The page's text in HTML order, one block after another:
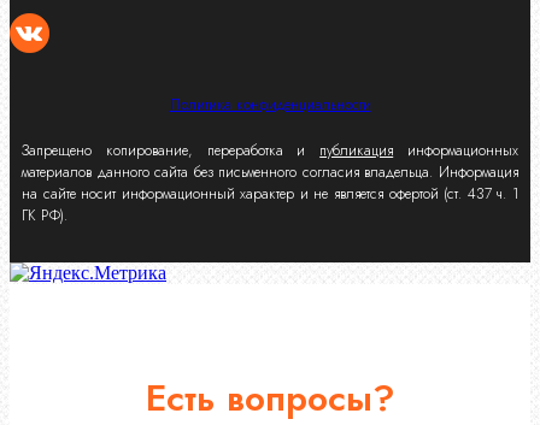
Политика конфиденциальности
Запрещено копирование, переработка и публикация информационных
материалов данного сайта без письменного согласия владельца. Информация
на сайте носит информационный характер и не является офертой (ст. 437 ч. 1
ГК РФ).
Есть вопросы?